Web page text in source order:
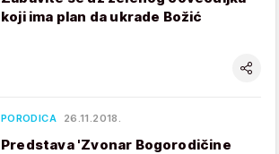
koji ima plan da ukrade Božić
PORODICA 26.11.2018.
Predstava 'Zvonar Bogorodičine